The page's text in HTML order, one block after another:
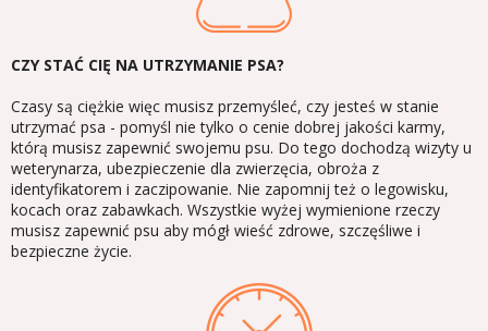
CZY STAĆ CIĘ NA UTRZYMANIE PSA?
Czasy są ciężkie więc musisz przemyśleć, czy jesteś w stanie
utrzymać psa - pomyśl nie tylko o cenie dobrej jakości karmy,
którą musisz zapewnić swojemu psu. Do tego dochodzą wizyty u
weterynarza, ubezpieczenie dla zwierzęcia, obroża z
identyfikatorem i zaczipowanie. Nie zapomnij też o legowisku,
kocach oraz zabawkach. Wszystkie wyżej wymienione rzeczy
musisz zapewnić psu aby mógł wieść zdrowe, szczęśliwe i
bezpieczne życie.